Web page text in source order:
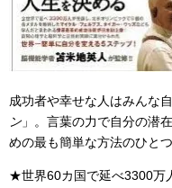
成功者や幸せな人はみんな
ン」。言葉の力で自分の潜
めの最も簡単な方法のひと
★世界60カ国で延べ3300万